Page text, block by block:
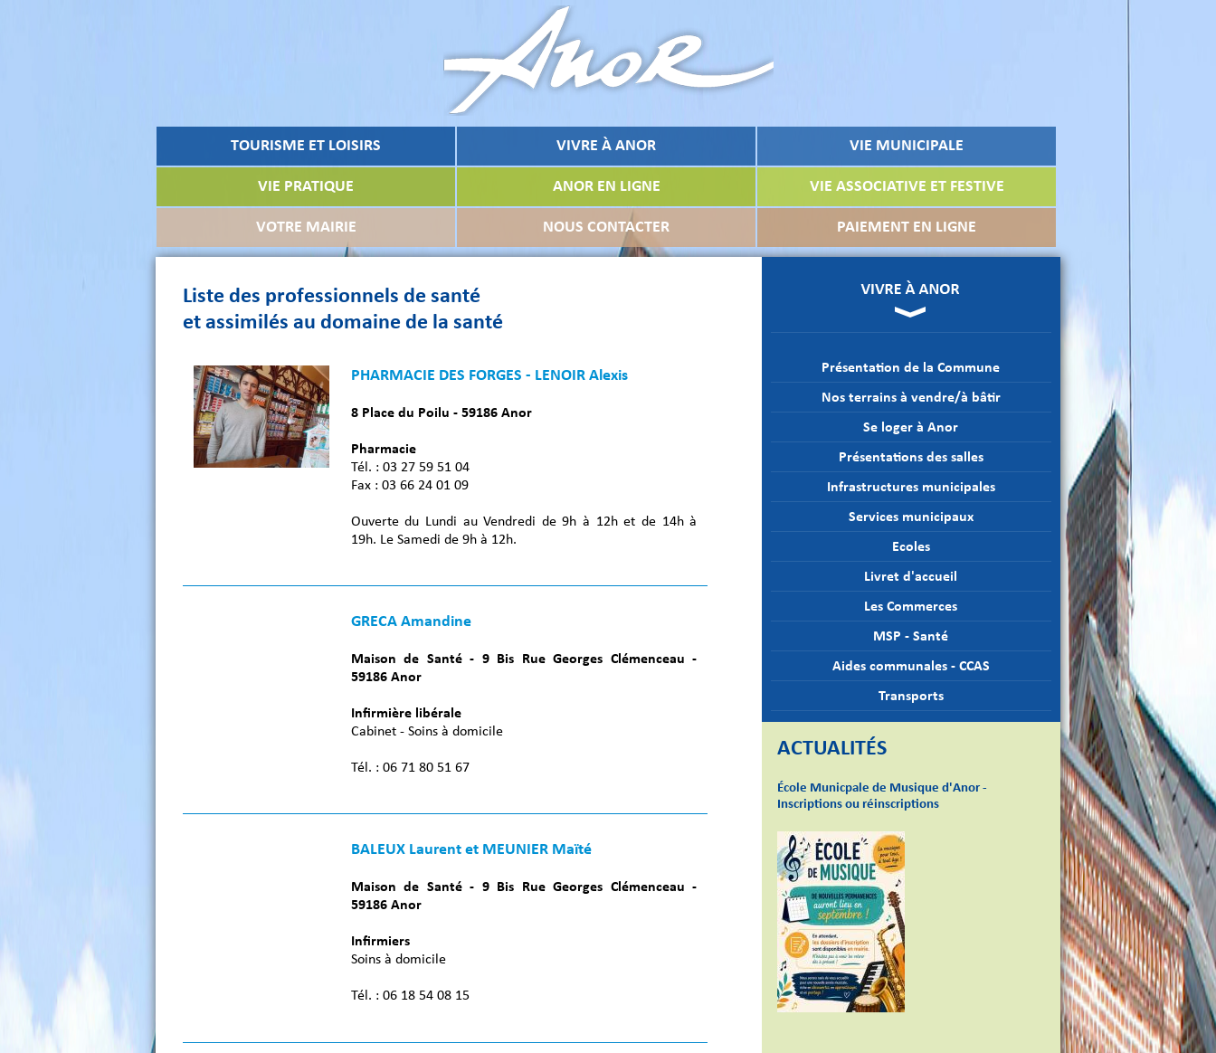
TOURISME ET LOISIRS VIVRE À ANOR VIE MUNICIPALE
VIE PRATIQUE ANOR EN LIGNE VIE ASSOCIATIVE ET FESTIVE
VOTRE MAIRIE NOUS CONTACTER PAIEMENT EN LIGNE
Présentation de la Commune
Nos terrains à vendre/à bâtir
Se loger à Anor
Présentations des salles
Infrastructures municipales
Services municipaux
Ecoles
Livret d'accueil
Les Commerces
MSP - Santé
Aides communales - CCAS
Transports
ACTUALITÉS
École Municpale de Musique d'Anor -
Inscriptions ou réinscriptions
Liste des professionnels de santé
et assimilés au domaine de la santé
PHARMACIE DES FORGES - LENOIR Alexis
8 Place du Poilu - 59186 Anor
Pharmacie
Tél. : 03 27 59 51 04
Fax : 03 66 24 01 09
Ouverte du Lundi au Vendredi de 9h à 12h et de 14h à
19h. Le Samedi de 9h à 12h.
GRECA Amandine
Maison de Santé - 9 Bis Rue Georges Clémenceau -
59186 Anor
Infirmière libérale
Cabinet - Soins à domicile
Tél. : 06 71 80 51 67
BALEUX Laurent et MEUNIER Maïté
Maison de Santé - 9 Bis Rue Georges Clémenceau -
59186 Anor
Infirmiers
Soins à domicile
Tél. : 06 18 54 08 15